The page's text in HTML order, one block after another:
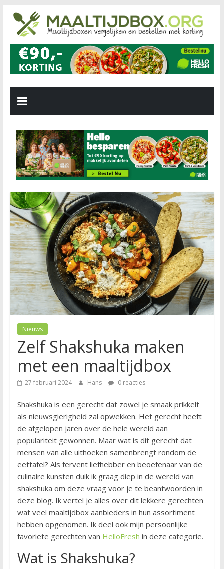
Nieuws
Zelf Shakshuka maken
met een maaltijdbox
27 februari 2024 Hans 0 reacties
Shakshuka is een gerecht dat zowel je smaak prikkelt
als nieuwsgierigheid zal opwekken. Het gerecht heeft
de afgelopen jaren over de hele wereld aan
populariteit gewonnen. Maar wat is dit gerecht dat
mensen van alle uithoeken samenbrengt rondom de
eettafel? Als fervent liefhebber en beoefenaar van de
culinaire kunsten duik ik graag diep in de wereld van
shakshuka om deze vraag voor je te beantwoorden in
deze blog. Ik vertel je alles over dit lekkere gerechten
wat veel maaltijdbox aanbieders in hun assortiment
hebben opgenomen. Ik deel ook mijn persoonlijke
favoriete gerechten van HelloFresh in deze categorie.
Wat is Shakshuka?